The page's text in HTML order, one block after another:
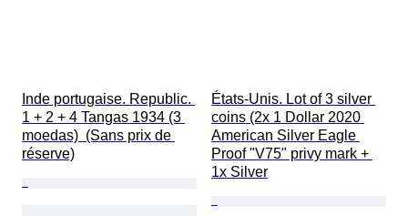
Inde portugaise. Republic.
1 + 2 + 4 Tangas 1934 (3
moedas)  (Sans prix de
réserve)
États-Unis. Lot of 3 silver
coins (2x 1 Dollar 2020
American Silver Eagle
Proof "V75" privy mark +
1x Silver